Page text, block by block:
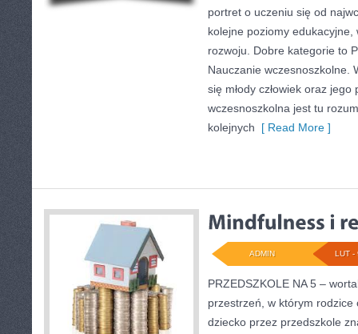
portret o uczeniu się od
kolejne poziomy
rozwoju. Dobre kategorie to
Nauczanie wczesnoszkolne.
się młody człowiek oraz
wczesnoszkolna jest tu
kolejnych [ Read More ]
LUT -
ADMIN
PRZEDSZKOLE NA 5 –
przestrzeń, w którym
dziecko przez przedszkole